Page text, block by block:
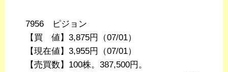
7956 ピジョン
【買 値】3,875円（07/01）
【現在値】3,955円（07/01）
【売買数】100株。387,500円。